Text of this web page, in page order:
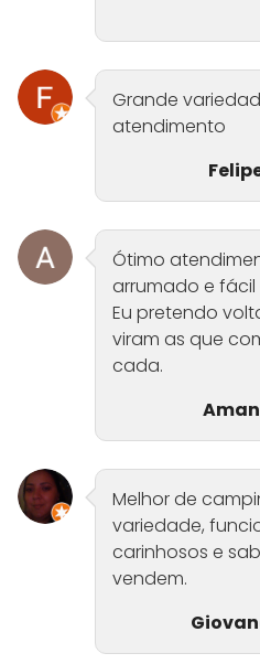
Grande
atendimento
Ótimo
arrumado e
Eu pretendo
viram as que
cada.
Melhor de
variedade,
carinhosos e
vendem.